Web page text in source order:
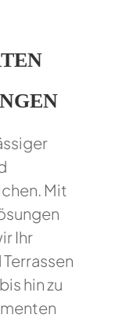
Mit
Ihr
hin zu